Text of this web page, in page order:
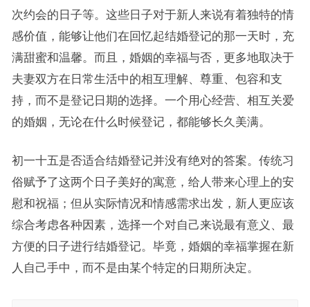
次约会的日子等。这些日子对于新人来说有着独特的情
感价值，能够让他们在回忆起结婚登记的那一天时，充
满甜蜜和温馨。而且，婚姻的幸福与否，更多地取决于
夫妻双方在日常生活中的相互理解、尊重、包容和支
持，而不是登记日期的选择。一个用心经营、相互关爱
的婚姻，无论在什么时候登记，都能够长久美满。
初一十五是否适合结婚登记并没有绝对的答案。传统习
俗赋予了这两个日子美好的寓意，给人带来心理上的安
慰和祝福；但从实际情况和情感需求出发，新人更应该
综合考虑各种因素，选择一个对自己来说最有意义、最
方便的日子进行结婚登记。毕竟，婚姻的幸福掌握在新
人自己手中，而不是由某个特定的日期所决定。